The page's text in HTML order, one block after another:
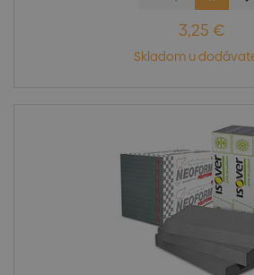
3,25 €
Skladom u